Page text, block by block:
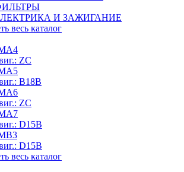
И ЗАЖИГАНИЕ
весь каталог
ZC
B18B
ZC
D15B
D15B
весь каталог